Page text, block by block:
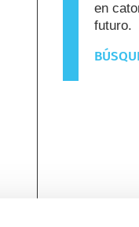
en
futuro.